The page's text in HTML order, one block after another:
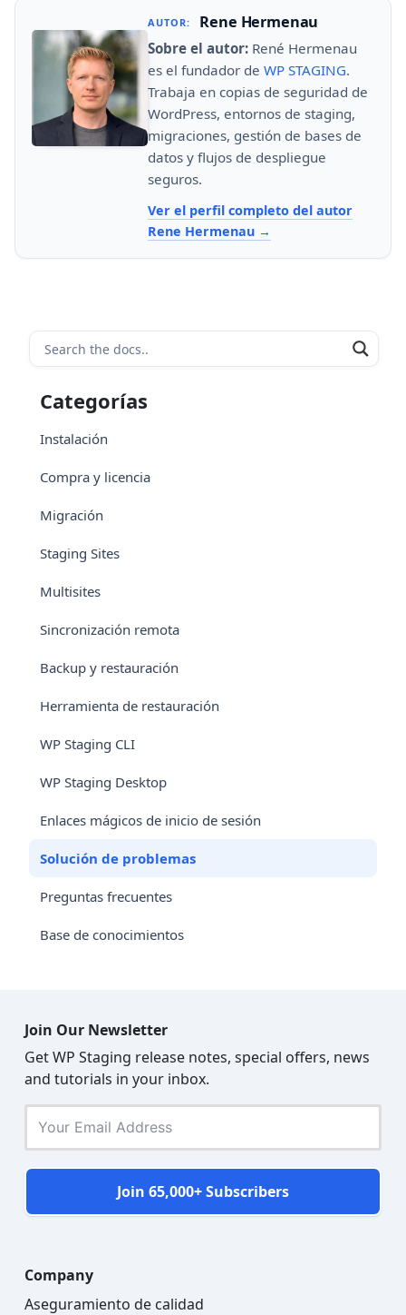
AUTOR: Rene Hermenau
Sobre el autor: René Hermenau
es el fundador de WP STAGING.
Trabaja en copias de seguridad de
WordPress, entornos de staging,
migraciones, gestión de bases de
datos y flujos de despliegue
seguros.
Ver el perfil completo del autor
Rene Hermenau
Categorías
Instalación
Compra y licencia
Migración
Staging Sites
Multisites
Sincronización remota
Backup y restauración
Herramienta de restauración
WP Staging CLI
WP Staging Desktop
Enlaces mágicos de inicio de sesión
Solución de problemas
Preguntas frecuentes
Base de conocimientos
Join Our Newsletter
Get WP Staging release notes, special offers, news
and tutorials in your inbox.
Join 65,000+ Subscribers
Company
Aseguramiento de calidad